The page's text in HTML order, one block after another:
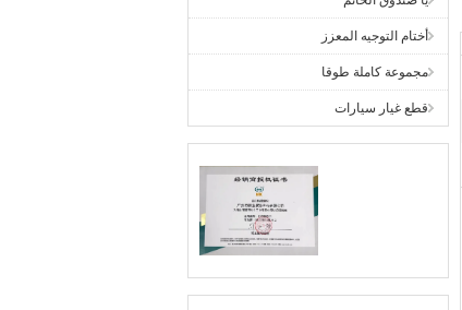
أختام التوجيه المعزز
مجموعة كاملة طوقا
قطع غيار سيارات